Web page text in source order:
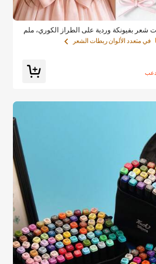
شعر بفيونكة وردية على الطراز الكوري، ملم
ربطات ذيل الحصان، مرونة عالية، إكسسوا
في متعدد الألوان ربطات الشعر